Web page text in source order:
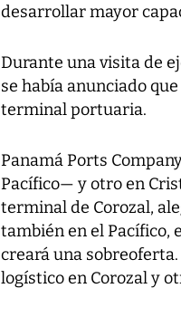
desarrollar mayor
Durante una visita de
se había anunciado
terminal portuaria.
Panamá Ports
Pacífico— y otro en
terminal de Corozal,
también en el Pacífico,
creará una
logístico en Corozal y